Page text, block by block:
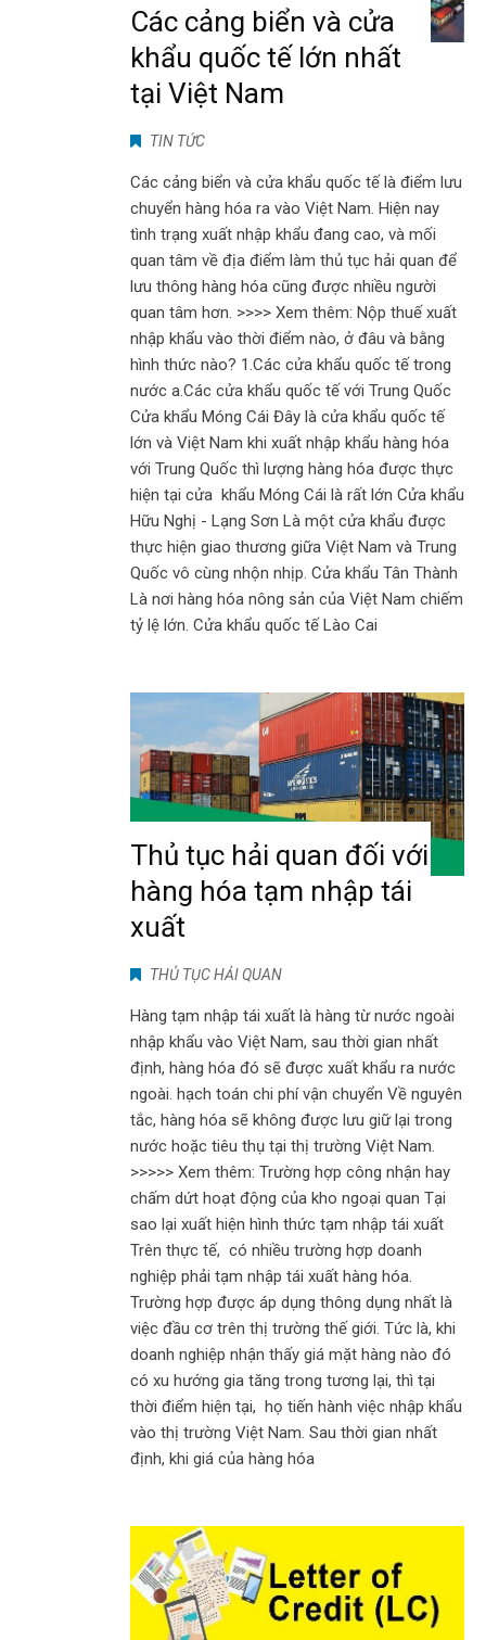
Các cảng biển và cửa
khẩu quốc tế lớn nhất
tại Việt Nam
TIN TỨC
Các cảng biển và cửa khẩu quốc tế là điểm lưu
chuyển hàng hóa ra vào Việt Nam. Hiện nay
tình trạng xuất nhập khẩu đang cao, và mối
quan tâm về địa điểm làm thủ tục hải quan để
lưu thông hàng hóa cũng được nhiều người
quan tâm hơn. >>>> Xem thêm: Nộp thuế xuất
nhập khẩu vào thời điểm nào, ở đâu và bằng
hình thức nào? 1.Các cửa khẩu quốc tế trong
nước a.Các cửa khẩu quốc tế với Trung Quốc
Cửa khẩu Móng Cái Đây là cửa khẩu quốc tế
lớn và Việt Nam khi xuất nhập khẩu hàng hóa
với Trung Quốc thì lượng hàng hóa được thực
hiện tại cửa khẩu Móng Cái là rất lớn Cửa khẩu
Hữu Nghị - Lạng Sơn Là một cửa khẩu được
thực hiện giao thương giữa Việt Nam và Trung
Quốc vô cùng nhộn nhịp. Cửa khẩu Tân Thành
Là nơi hàng hóa nông sản của Việt Nam chiếm
tỷ lệ lớn. Cửa khẩu quốc tế Lào Cai
Thủ tục hải quan đối với
hàng hóa tạm nhập tái
xuất
THỦ TỤC HẢI QUAN
Hàng tạm nhập tái xuất là hàng từ nước ngoài
nhập khẩu vào Việt Nam, sau thời gian nhất
định, hàng hóa đó sẽ được xuất khẩu ra nước
ngoài. hạch toán chi phí vận chuyển Về nguyên
tắc, hàng hóa sẽ không được lưu giữ lại trong
nước hoặc tiêu thụ tại thị trường Việt Nam.
>>>>> Xem thêm: Trường hợp công nhận hay
chấm dứt hoạt động của kho ngoại quan Tại
sao lại xuất hiện hình thức tạm nhập tái xuất
Trên thực tế, có nhiều trường hợp doanh
nghiệp phải tạm nhập tái xuất hàng hóa.
Trường hợp được áp dụng thông dụng nhất là
việc đầu cơ trên thị trường thế giới. Tức là, khi
doanh nghiệp nhận thấy giá mặt hàng nào đó
có xu hướng gia tăng trong tương lại, thì tại
thời điểm hiện tại, họ tiến hành việc nhập khẩu
vào thị trường Việt Nam. Sau thời gian nhất
định, khi giá của hàng hóa